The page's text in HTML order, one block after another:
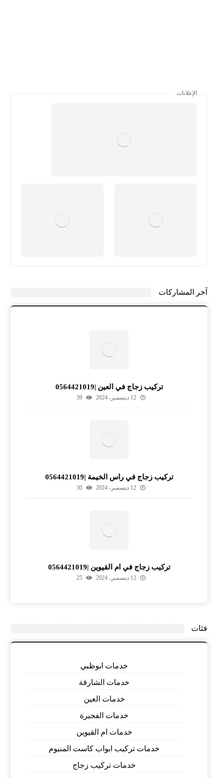
الإعلانات
آخر المشاركات
تركيب زجاج في العين |0564421019
12 ديسمبر، 2024 39
تركيب زجاج في راس الخيمة |0564421019
12 ديسمبر، 2024 30
تركيب زجاج في ام القيوين |0564421019
12 ديسمبر، 2024 25
فئات
خدمات ابوظبي
خدمات الشارقة
خدمات العين
خدمات الفجيرة
خدمات ام القيوين
خدمات تركيب ابواب كاست المنيوم
خدمات تركيب زجاج